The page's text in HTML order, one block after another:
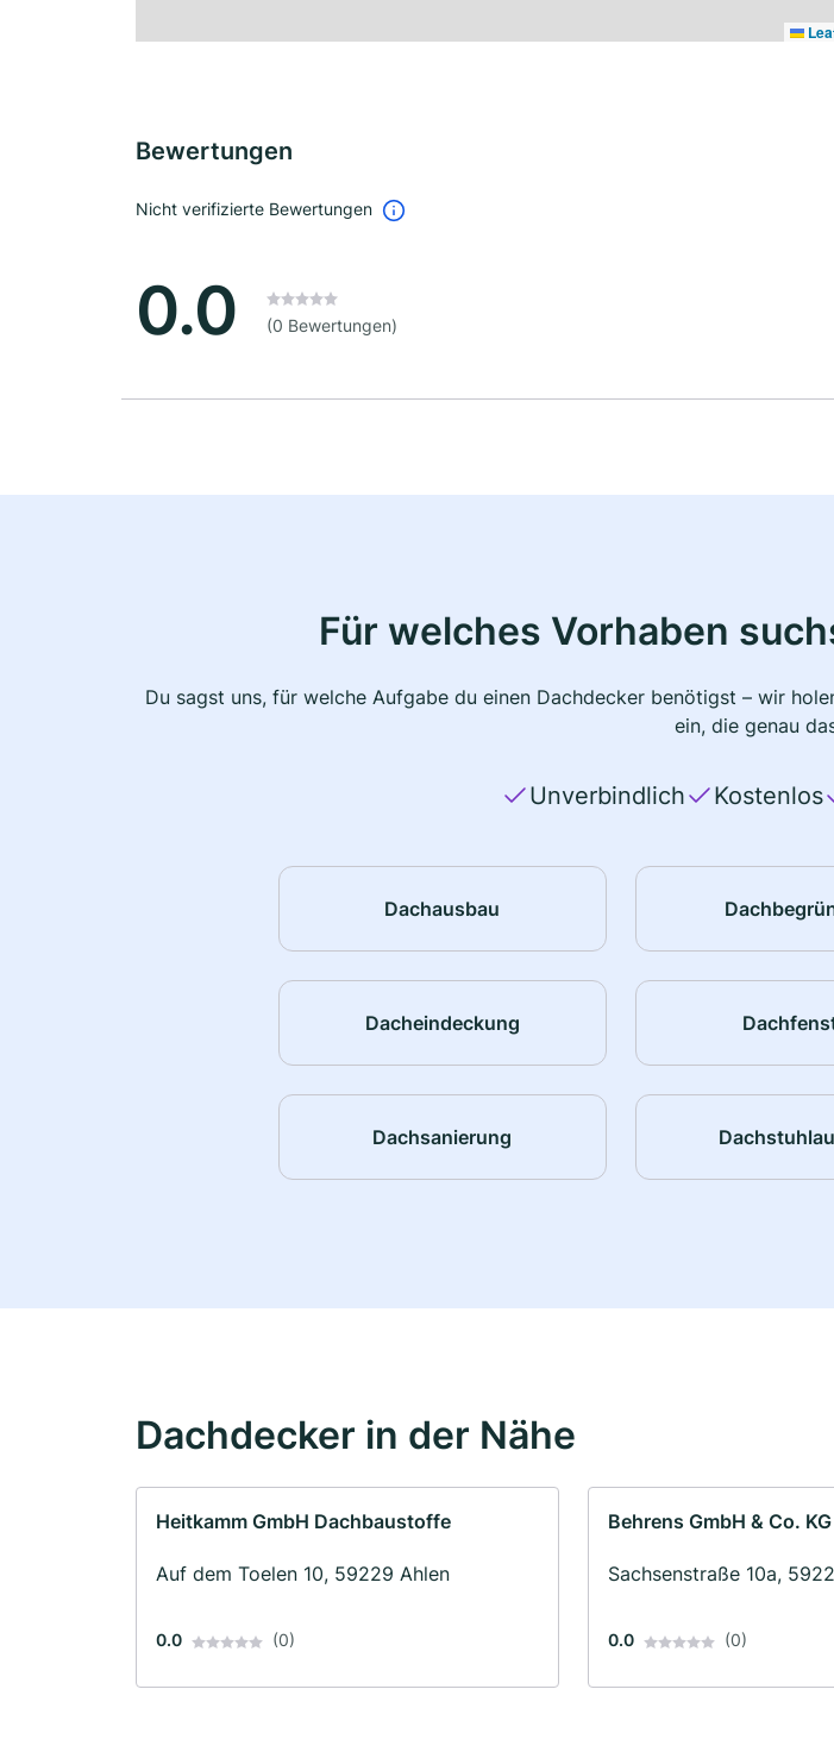
Bewertungen
Nicht verifizierte Bewertungen
0.0 (0 Bewertungen)
Für welches Vorhaben
Du sagst uns, für welche Aufgabe du einen Dachdecker benötigst – wir
ein, die genau
Unverbindlich Kostenlos
Dachausbau
Dacheindeckung
Dachsanierung
Dachdecker in der Nähe
Heitkamm GmbH Dachbaustoffe
Auf dem Toelen 10, 59229 Ahlen
0.0 (0)
Behrens GmbH & Co. KG
Sachsenstraße 10a,
0.0 (0)